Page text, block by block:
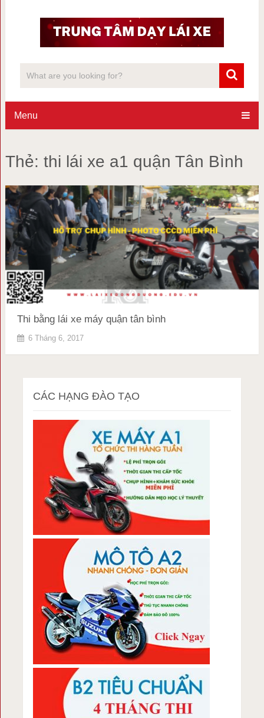
Menu
Thẻ: thi lái xe a1 quận Tân Bình
Thi bằng lái xe máy quận tân bình
6 Tháng 6, 2017
CÁC HẠNG ĐÀO TẠO